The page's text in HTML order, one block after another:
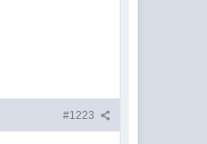
#1223